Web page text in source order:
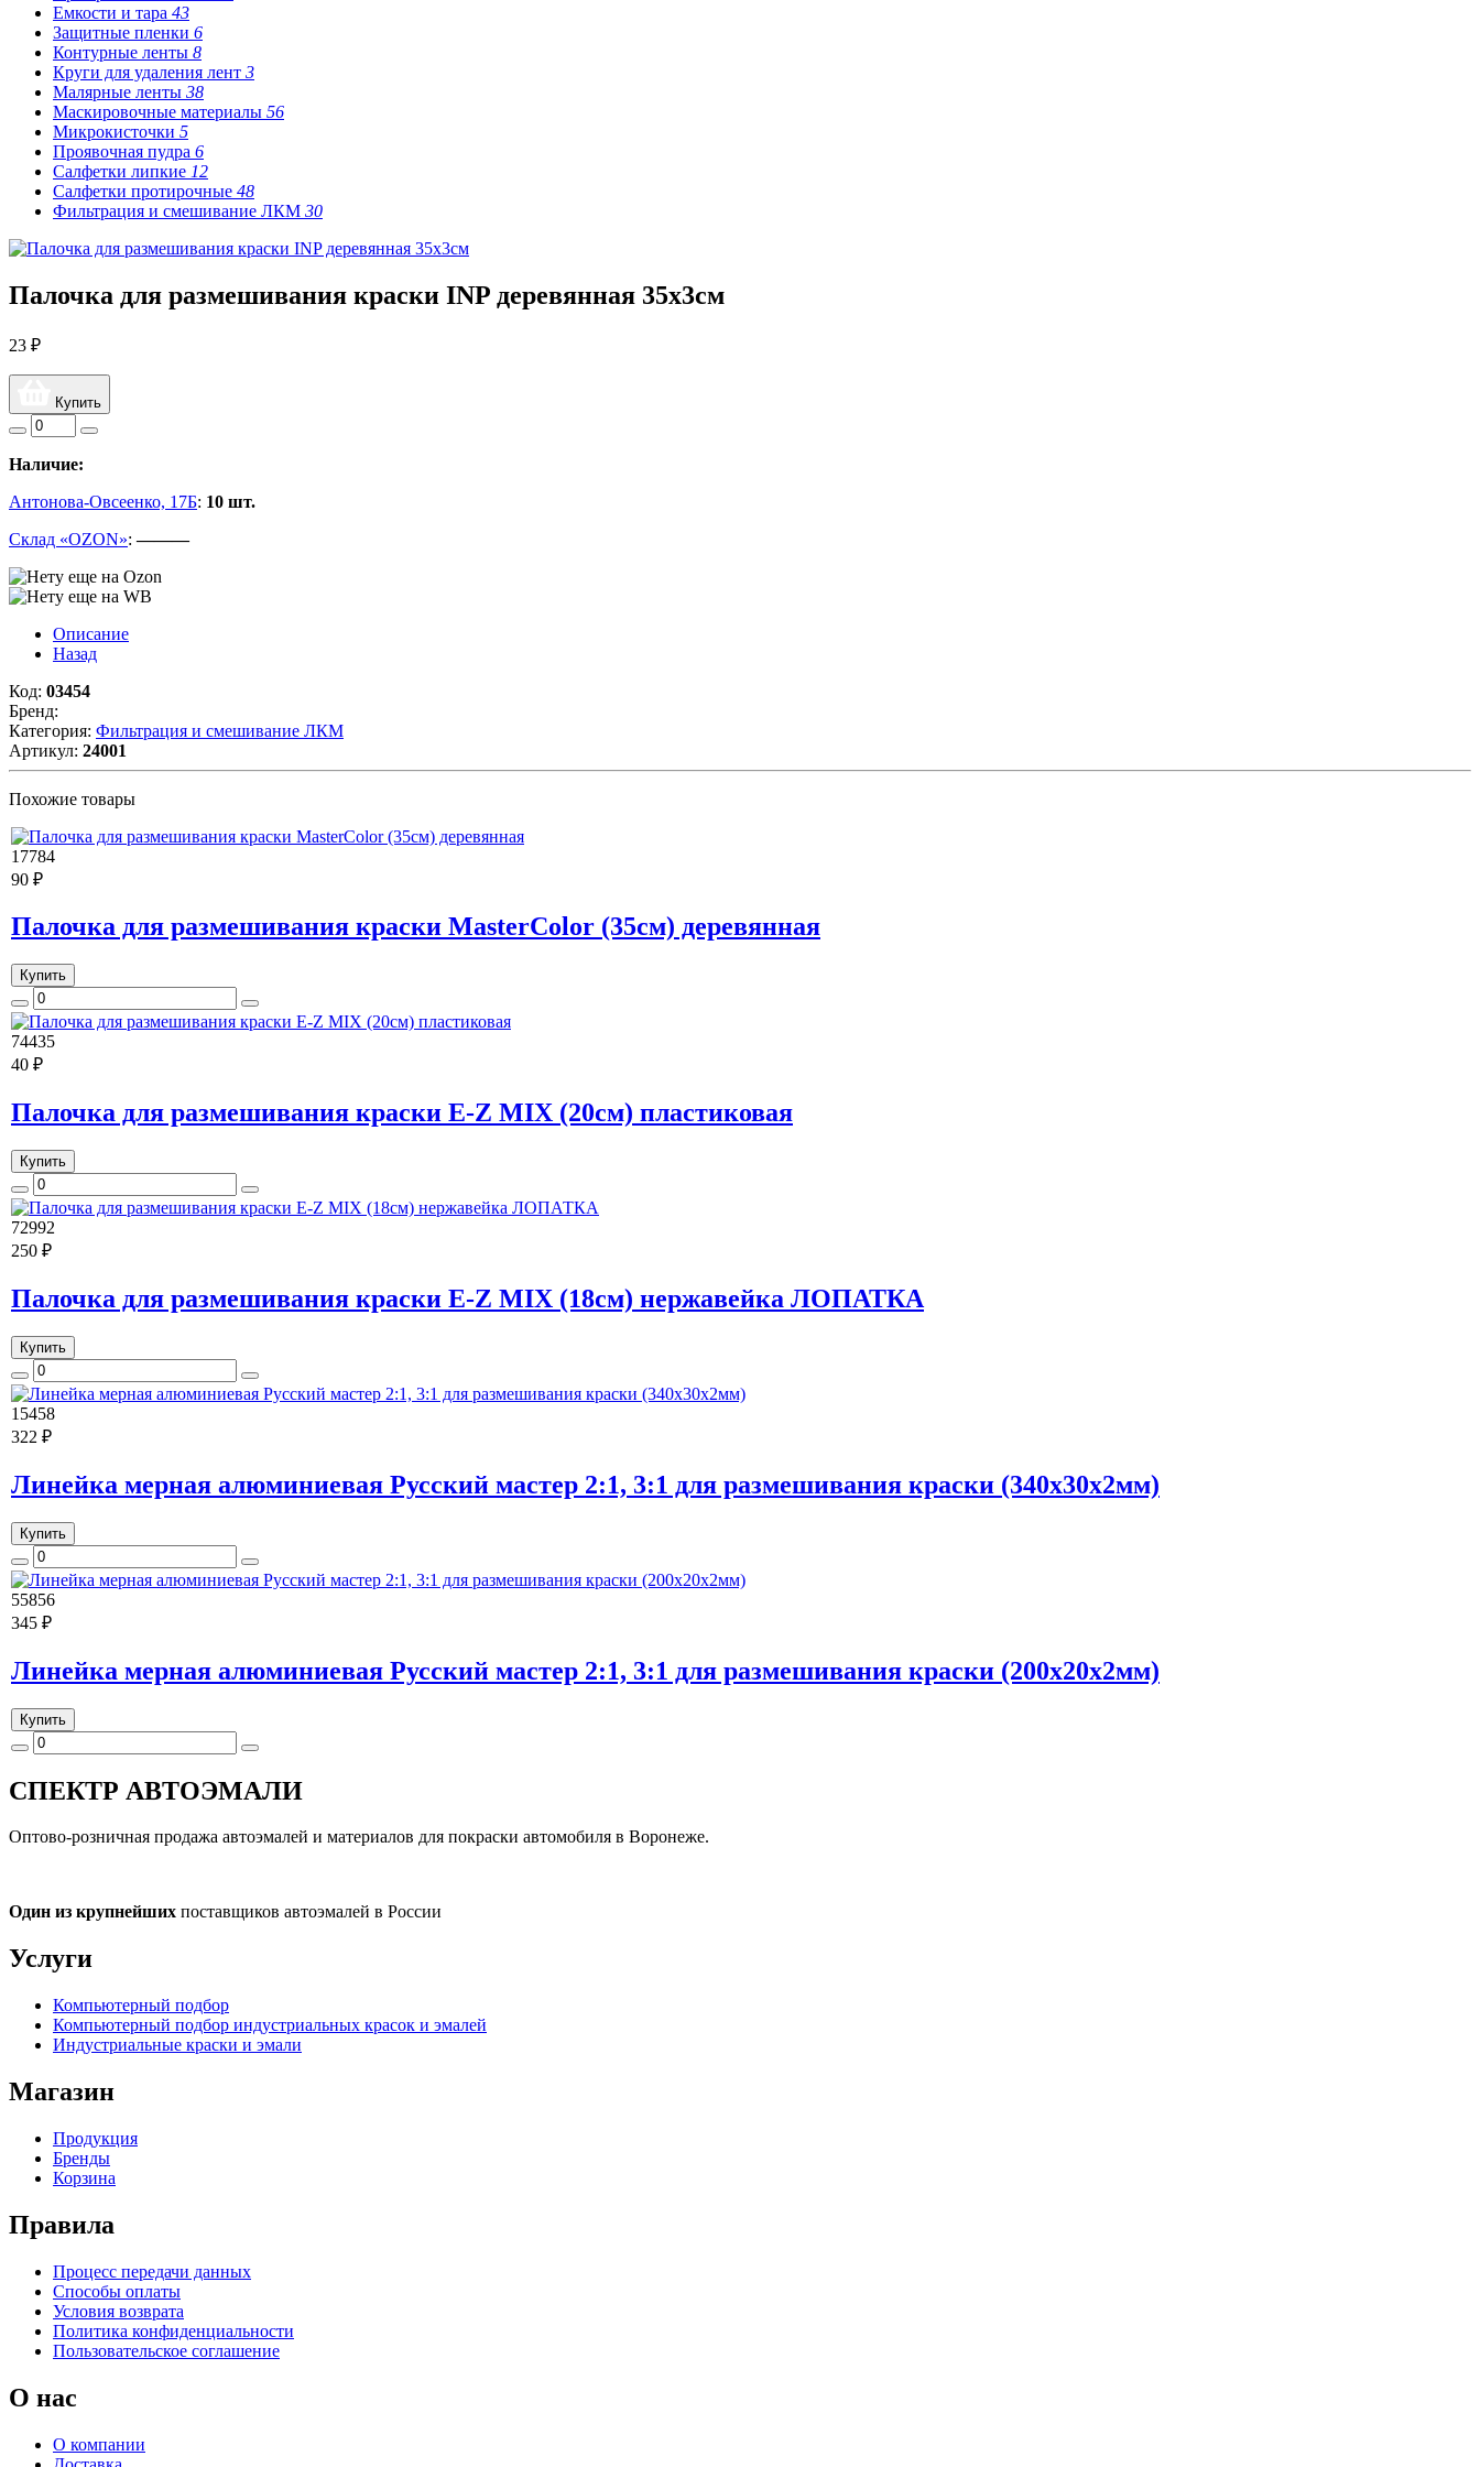
Емкости и тара 43
Защитные пленки 6
Контурные ленты 8
Круги для удаления лент 3
Малярные ленты 38
Маскировочные материалы 56
Микрокисточки 5
Проявочная пудра 6
Салфетки липкие 12
Салфетки протирочные 48
Фильтрация и смешивание ЛКМ 30
Палочка для размешивания краски INP деревянная 35x3см
23 ₽
Купить
Наличие:
Антонова-Овсеенко, 17Б: 10 шт.
Склад «OZON»:———
Описание
Назад
Код: 03454
Бренд:
Категория: Фильтрация и смешивание ЛКМ
Артикул: 24001
Похожие товары
17784
90 ₽
Палочка для размешивания краски MasterColor (35см) деревянная
Купить
74435
40 ₽
Палочка для размешивания краски E-Z MIX (20см) пластиковая
Купить
72992
250 ₽
Палочка для размешивания краски E-Z MIX (18см) нержавейка ЛОПАТКА
Купить
15458
322 ₽
Линейка мерная алюминиевая Русский мастер 2:1, 3:1 для размешивания краски (340х30х2мм)
Купить
55856
345 ₽
Линейка мерная алюминиевая Русский мастер 2:1, 3:1 для размешивания краски (200х20х2мм)
Купить
СПЕКТР АВТОЭМАЛИ
Оптово-розничная продажа автоэмалей и материалов для покраски автомобиля в Воронеже.
Один из крупнейших поставщиков автоэмалей в России
Услуги
Компьютерный подбор
Компьютерный подбор индустриальных красок и эмалей
Индустриальные краски и эмали
Магазин
Продукция
Бренды
Корзина
Правила
Процесс передачи данных
Способы оплаты
Условия возврата
Политика конфиденциальности
Пользовательское соглашение
О нас
О компании